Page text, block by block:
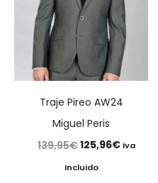
Traje Pireo AW24
Miguel Peris
139,95€El
precio
125,96€ElIva
Incluido